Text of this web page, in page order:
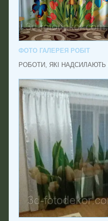
ФОТО ГАЛЕРЕЯ РОБІТ
РОБОТИ, ЯКІ НАДСИЛАЮТЬ